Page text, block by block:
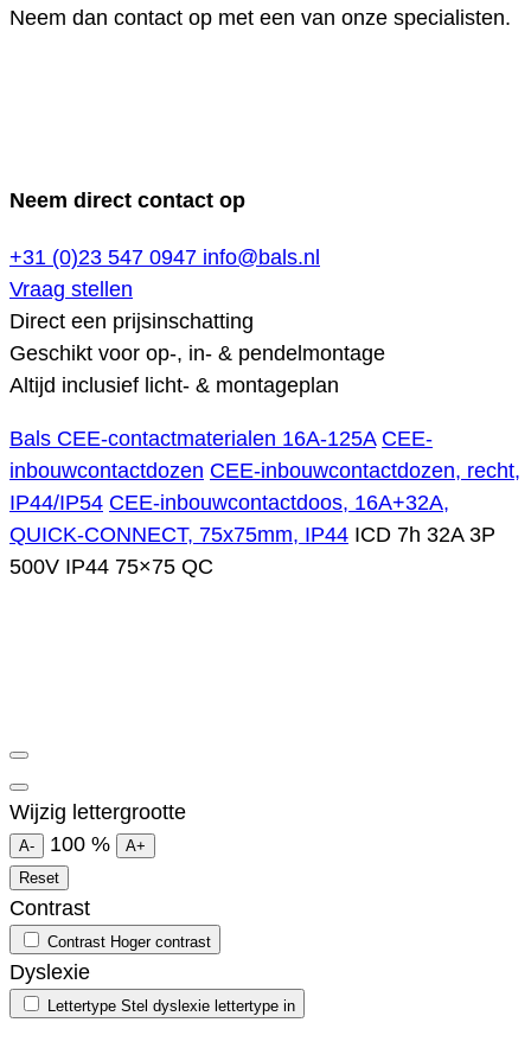
Neem dan contact op met een van onze specialisten.
Neem direct contact op
+31 (0)23 547 0947 info@bals.nl
Vraag stellen
Direct een prijsinschatting
Geschikt voor op-, in- & pendelmontage
Altijd inclusief licht- & montageplan
Bals CEE-contactmaterialen 16A-125A CEE-
inbouwcontactdozen CEE-inbouwcontactdozen, recht,
IP44/IP54 CEE-inbouwcontactdoos, 16A+32A,
QUICK-CONNECT, 75x75mm, IP44 ICD 7h 32A 3P
500V IP44 75×75 QC
Wijzig lettergrootte
A- 100 %
A+
Reset
Contrast
Contrast Hoger contrast
Dyslexie
Lettertype Stel dyslexie lettertype in